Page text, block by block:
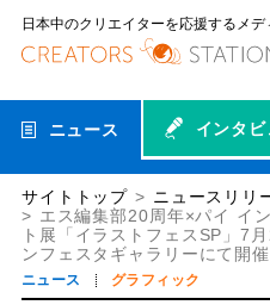
日本中のクリエイターを応援するメデ
ニュース インタビ
サイトトップ
ニュースリリ
エス編集部20周年×パイ イ
ト展「イラストフェスSP」7
ンフェスタギャラリーにて開催
ニュース グラフィック